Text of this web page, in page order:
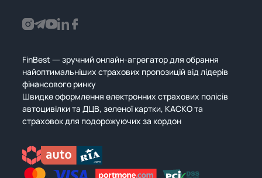
FinBest — зручний онлайн-агрегатор для обрання
найоптимальніших страхових пропозицій від лідерів
фінансового ринку
Швидке оформлення електронних страхових полісів
автоцивілки та ДЦВ, зеленої картки, КАСКО та
страховок для подорожуючих за кордон